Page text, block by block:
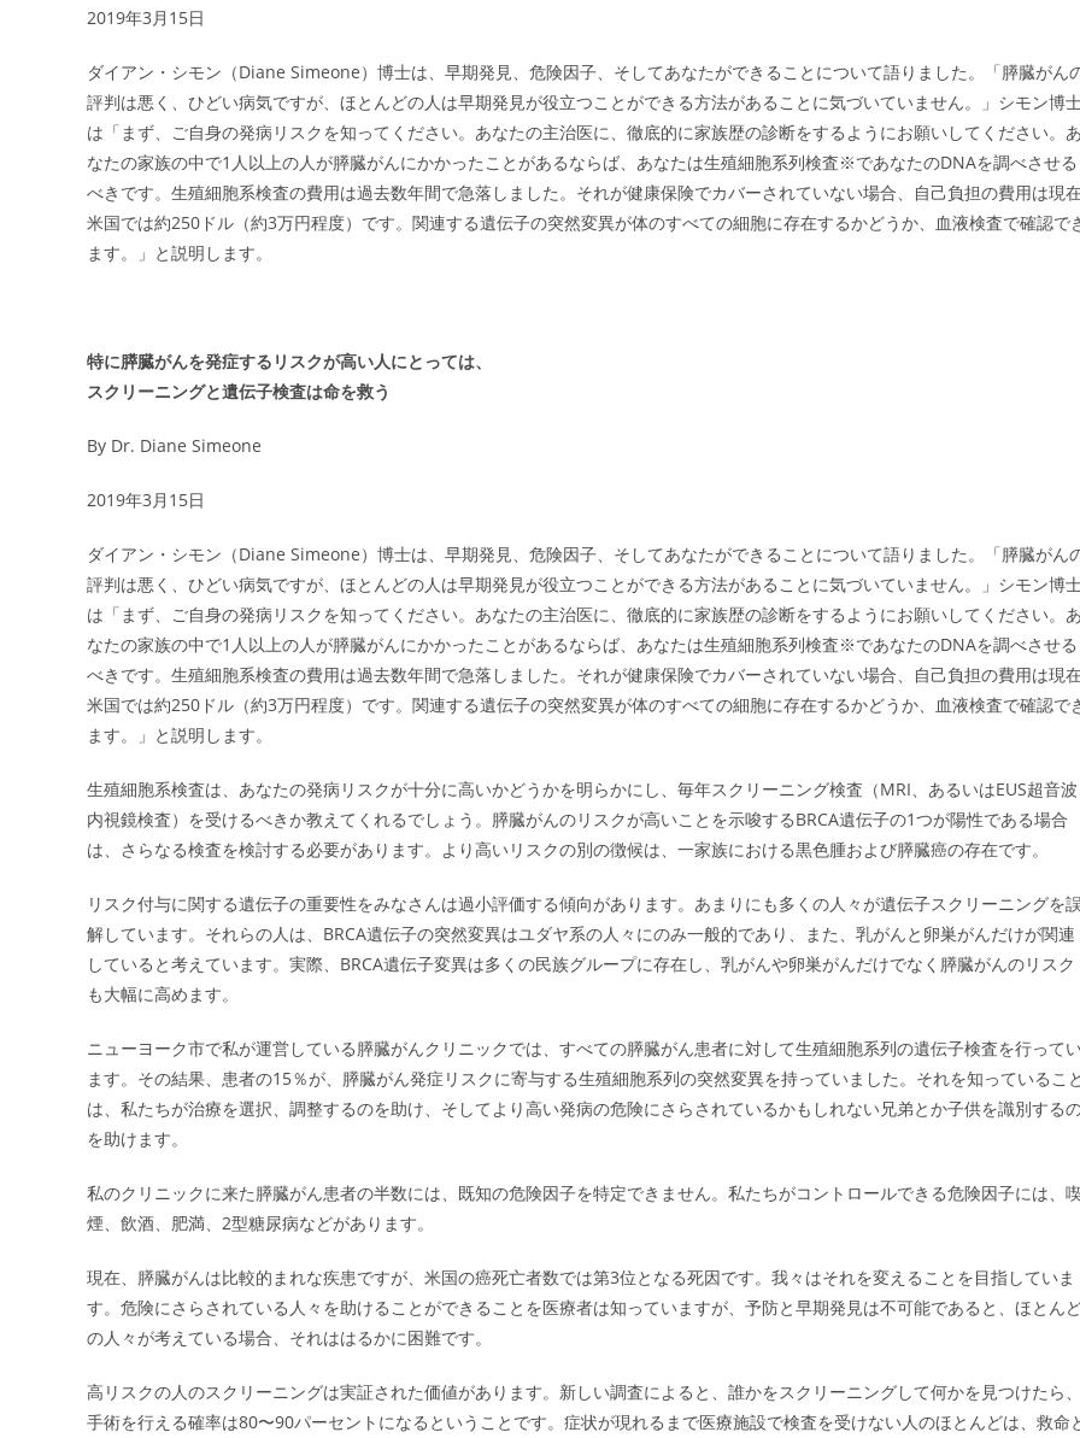
2019年3月15日
ダイアン・シモン（Diane Simeone）博士は、早期発見、危険因子、そしてあなたができることについて語りました。「膵臓がん
評判は悪く、ひどい病気ですが、ほとんどの人は早期発見が役立つことができる方法があることに気づいていません。」シモン博
は「まず、ご自身の発病リスクを知ってください。あなたの主治医に、徹底的に家族歴の診断をするようにお願いしてください。あ
なたの家族の中で1人以上の人が膵臓がんにかかったことがあるならば、あなたは生殖細胞系列検査※であなたのDNAを調べさせる
べきです。生殖細胞系検査の費用は過去数年間で急落しました。それが健康保険でカバーされていない場合、自己負担の費用は現
米国では約250ドル（約3万円程度）です。関連する遺伝子の突然変異が体のすべての細胞に存在するかどうか、血液検査で確認で
ます。」と説明します。
特に膵臓がんを発症するリスクが高い人にとっては、
スクリーニングと遺伝子検査は命を救う
By Dr. Diane Simeone
2019年3月15日
ダイアン・シモン（Diane Simeone）博士は、早期発見、危険因子、そしてあなたができることについて語りました。「膵臓がん
評判は悪く、ひどい病気ですが、ほとんどの人は早期発見が役立つことができる方法があることに気づいていません。」シモン博
は「まず、ご自身の発病リスクを知ってください。あなたの主治医に、徹底的に家族歴の診断をするようにお願いしてください。あ
なたの家族の中で1人以上の人が膵臓がんにかかったことがあるならば、あなたは生殖細胞系列検査※であなたのDNAを調べさせる
べきです。生殖細胞系検査の費用は過去数年間で急落しました。それが健康保険でカバーされていない場合、自己負担の費用は現
米国では約250ドル（約3万円程度）です。関連する遺伝子の突然変異が体のすべての細胞に存在するかどうか、血液検査で確認で
ます。」と説明します。
生殖細胞系検査は、あなたの発病リスクが十分に高いかどうかを明らかにし、毎年スクリーニング検査（MRI、あるいはEUS超音波
内視鏡検査）を受けるべきか教えてくれるでしょう。膵臓がんのリスクが高いことを示唆するBRCA遺伝子の1つが陽性である場合
は、さらなる検査を検討する必要があります。より高いリスクの別の徴候は、一家族における黒色腫および膵臓癌の存在です。
リスク付与に関する遺伝子の重要性をみなさんは過小評価する傾向があります。あまりにも多くの人々が遺伝子スクリーニングを誤
解しています。それらの人は、BRCA遺伝子の突然変異はユダヤ系の人々にのみ一般的であり、また、乳がんと卵巣がんだけが関連
していると考えています。実際、BRCA遺伝子変異は多くの民族グループに存在し、乳がんや卵巣がんだけでなく膵臓がんのリスク
も大幅に高めます。
ニューヨーク市で私が運営している膵臓がんクリニックでは、すべての膵臓がん患者に対して生殖細胞系列の遺伝子検査を行って
ます。その結果、患者の15％が、膵臓がん発症リスクに寄与する生殖細胞系列の突然変異を持っていました。それを知っていること
は、私たちが治療を選択、調整するのを助け、そしてより高い発病の危険にさらされているかもしれない兄弟とか子供を識別する
を助けます。
私のクリニックに来た膵臓がん患者の半数には、既知の危険因子を特定できません。私たちがコントロールできる危険因子には、
煙、飲酒、肥満、2型糖尿病などがあります。
現在、膵臓がんは比較的まれな疾患ですが、米国の癌死亡者数では第3位となる死因です。我々はそれを変えることを目指していま
す。危険にさらされている人々を助けることができることを医療者は知っていますが、予防と早期発見は不可能であると、ほとん
の人々が考えている場合、それははるかに困難です。
高リスクの人のスクリーニングは実証された価値があります。新しい調査によると、誰かをスクリーニングして何かを見つけたら、
手術を行える確率は80〜90パーセントになるということです。症状が現れるまで医療施設で検査を受けない人のほとんどは、救命